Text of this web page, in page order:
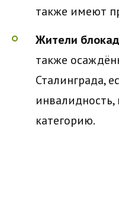
также имеют
Жители
также
Сталинграда,
категорию.